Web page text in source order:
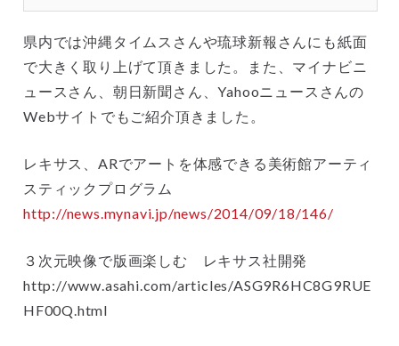
県内では沖縄タイムスさんや琉球新報さんにも紙面
で大きく取り上げて頂きました。また、マイナビニ
ュースさん、朝日新聞さん、Yahooニュースさんの
Webサイトでもご紹介頂きました。
レキサス、ARでアートを体感できる美術館アーティ
スティックプログラム
http://news.mynavi.jp/news/2014/09/18/146/
３次元映像で版画楽しむ レキサス社開発
http://www.asahi.com/articles/ASG9R6HC8G9RUE
HF00Q.html